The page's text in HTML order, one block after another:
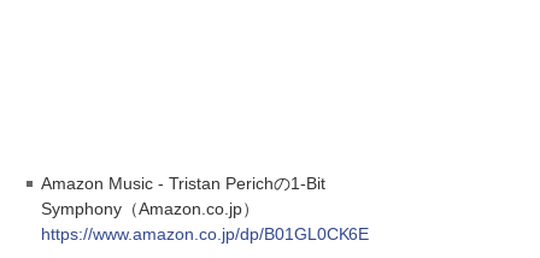
Amazon Music - Tristan Perichの1-Bit
Symphony（Amazon.co.jp）
https://www.amazon.co.jp/dp/B01GL0CK6E